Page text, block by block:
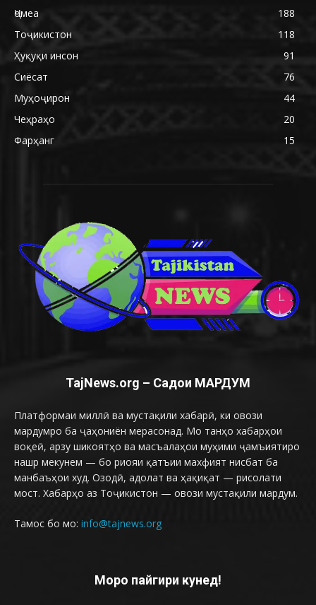
Ҷомеа
188
Тоҷикистон
118
Ҳуқуқи инсон
91
Сиёсат
76
Муҳоҷирон
44
Чеҳраҳо
20
Фарҳанг
15
TajNews.org – Садои МАРДУМ
Платформаи миллӣ ва мустақили хабарӣ, ки овози
мардумро ба ҷаҳониён мерасонад. Мо танҳо хабарҳои
воқеӣ, арзу шикоятҳо ва масъалаҳои муҳими ҷамъиятиро
нашр мекунем — бо риояи қатъии махфият нисбат ба
манбаъҳои худ. Озодӣ, адолат ва ҳақиқат — рисолати
мост. Хабарҳо аз Тоҷикистон — овози мустақили мардум.
Тамос бо мо: info@tajnews.org
Моро пайгири кунед!